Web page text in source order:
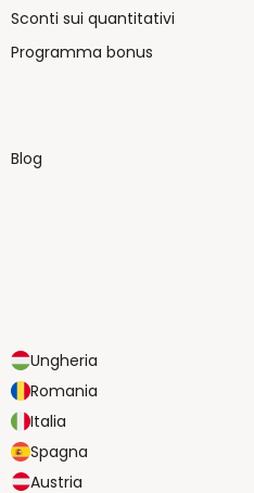
Ungheria
Romania
Italia
Spagna
Austria
Sconti sui quantitativi
Programma bonus
Blog